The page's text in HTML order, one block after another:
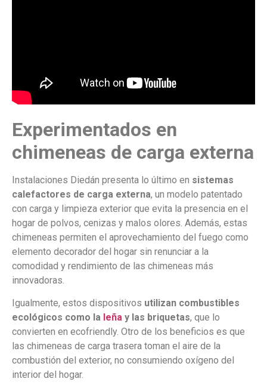
Experimentados en
chimeneas de carga externa
Instalaciones Diedán presenta lo último en sistemas
calefactores de carga externa, un modelo patentado
con carga y limpieza exterior que evita la presencia en el
hogar de polvos, cenizas y malos olores. Además, estas
chimeneas permiten el aprovechamiento del fuego como
elemento decorador del hogar sin renunciar a la
comodidad y rendimiento de las chimeneas más
innovadoras.
Igualmente, estos dispositivos utilizan combustibles
ecológicos como la leña y las briquetas, que lo
convierten en ecofriendly. Otro de los beneficios es que
las chimeneas de carga trasera toman el aire de la
combustión del exterior, no consumiendo oxígeno del
interior del hogar.